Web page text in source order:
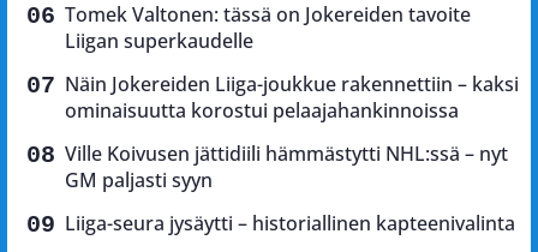
Tomek Valtonen: tässä on Jokereiden tavoite
Liigan superkaudelle
Näin Jokereiden Liiga-joukkue rakennettiin – kaksi
ominaisuutta korostui pelaajahankinnoissa
Ville Koivusen jättidiili hämmästytti NHL:ssä – nyt
GM paljasti syyn
Liiga-seura jysäytti – historiallinen kapteenivalinta